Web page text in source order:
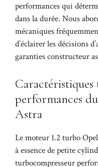
performances qui
dans la durée. Nous
mécaniques
d’éclairer les décisions
garanties constructeur
Caractéristiques
performances
Astra
Le moteur 1.2 turbo
à essence de petite
turbocompresseur